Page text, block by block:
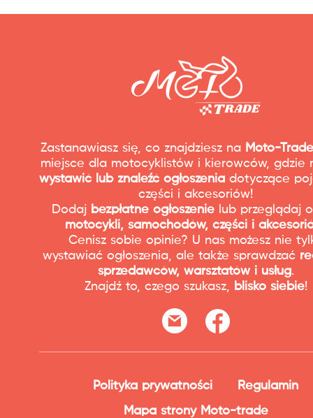
Zastanawiasz się, co znajdziesz na Moto-
miejsce dla motocyklistów i kierowców, gdzie
wystawić lub znaleźć ogłoszenia dotyczące
części i akcesoriów!
Dodaj bezpłatne ogłoszenielub przeglądaj
motocykli, samochodów, części i
Cenisz sobie opinie? U nas możesz nie
wystawiać ogłoszenia, ale także sprawdzać
sprzedawców, warsztatów i usług.
Znajdź to, czego szukasz, blisko siebie!
Polityka prywatności
Regulamin
Mapa strony Moto-trade